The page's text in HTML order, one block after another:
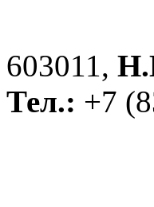
603011,
Тел.: +7